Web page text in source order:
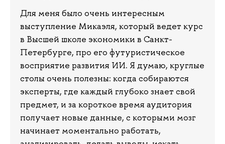
Для меня было очень интересным
выступление Микаэля, который ведет курс
в Высшей школе экономики в Санкт-
Петербурге, про его футуристическое
восприятие развития ИИ. Я думаю, круглые
столы очень полезны: когда собираются
эксперты, где каждый глубоко знает свой
предмет, и за короткое время аудитория
получает новые данные, с которыми мозг
начинает моментально работать,